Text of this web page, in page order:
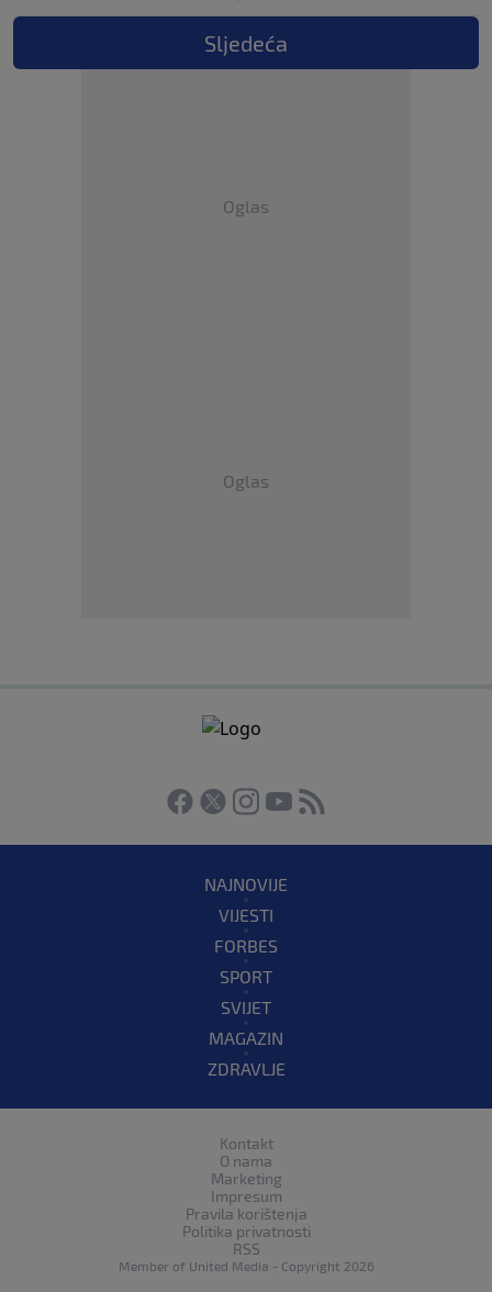
Sljedeća
Oglas
Oglas
NAJNOVIJE
VIJESTI
FORBES
SPORT
SVIJET
MAGAZIN
ZDRAVLJE
Kontakt
O nama
Marketing
Impresum
Pravila korištenja
Politika privatnosti
RSS
Member of United Media - Copyright 2026